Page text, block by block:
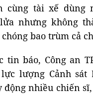
cùng tài xế dùng
nhưng không
bao trùm cả
tin báo, Công an
lượng Cảnh sát
động nhiều chiến